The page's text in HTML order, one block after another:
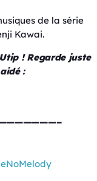
de la série
Kawai.
! Regarde juste
: